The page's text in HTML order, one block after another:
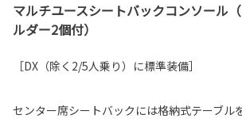
マルチユースシートバックコンソール
ルダー2個付）
［DX（除く2/5人乗り）に標準装備］
センター席シートバックには格納式テーブル